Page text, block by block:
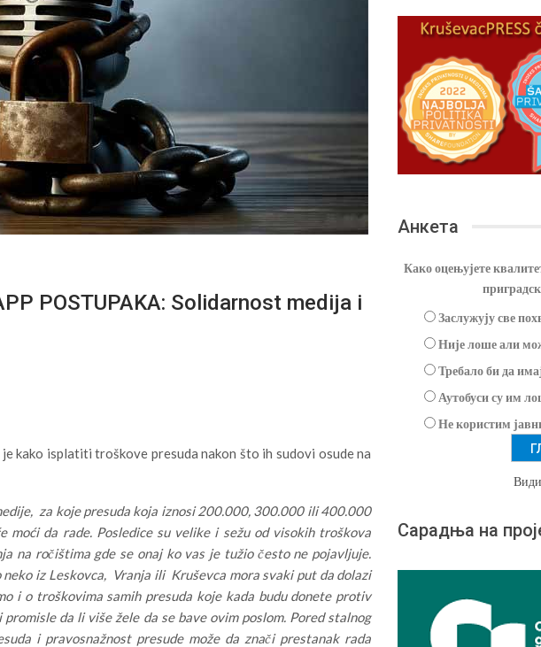
POSTUPAKA: Solidarnost medija i
kako isplatiti troškove presuda nakon što ih sudovi osude na
za koje presuda koja iznosi 200.000, 300.000 ili 400.000
moći da rade. Posledice su velike i sežu od visokih troškova
na ročištima gde se onaj ko vas je tužio često ne pojavljuje.
iz Leskovca, Vranja ili Kruševca mora svaki put da dolazi
i o troškovima samih presuda koje kada budu donete protiv
da li više žele da se bave ovim poslom. Pored stalnog
i pravosnažnost presude može da znači prestanak rada
Анкета
Како оцењујете
Заслужују све
Није лоше али
Требало би да
Аутобуси су им
Не користим
Види
Сарадња на